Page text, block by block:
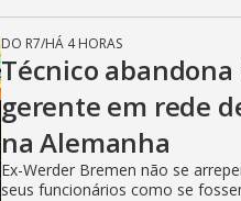
DO R7/HÁ 4 HORAS
Técnico
gerente em rede
na Alemanha
Ex-Werder Bremen não se
seus funcionários como se